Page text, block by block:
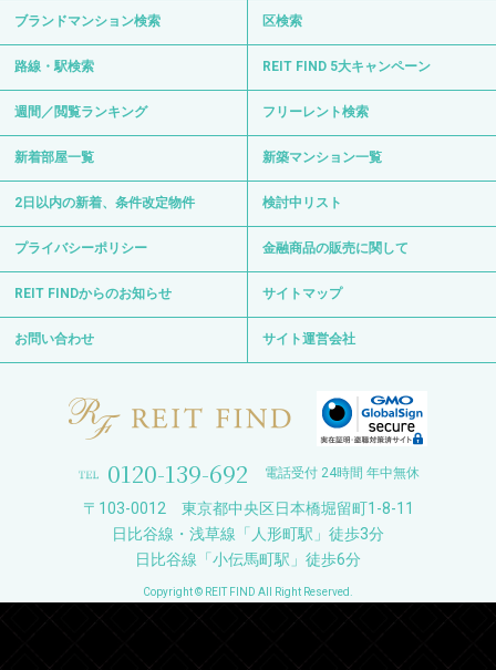
ブランドマンション検索 区検索
路線・駅検索 REIT FIND 5大キャンペーン
週間／閲覧ランキング フリーレント検索
新着部屋一覧 新築マンション一覧
2日以内の新着、条件改定物件 検討中リスト
プライバシーポリシー 金融商品の販売に関して
REIT FINDからのお知らせ サイトマップ
お問い合わせ サイト運営会社
0120-139-692 電話受付 24時間 年中無休
〒103-0012 東京都中央区日本橋堀留町1-8-11
日比谷線・浅草線「人形町駅」徒歩3分
日比谷線「小伝馬町駅」徒歩6分
Copyright © REIT FIND All Right Reserved.